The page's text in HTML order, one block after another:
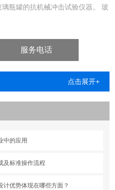
瓶罐的抗机械冲击试验仪器。 玻
服务电话
点击展开+
中的应用
及标准操作流程
计优势体现在哪些方面？